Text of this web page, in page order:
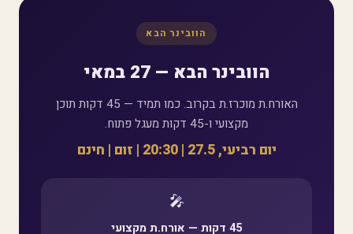
הוובינר הבא
הוובינר הבא — 27 במאי
האורח.ת מוכרז.ת בקרוב. כמו תמיד — 45 דקות תוכן
מקצועי ו-45 דקות מעגל פתוח.
יום רביעי, 27.5 | 20:30 | זום | חינם
🎤
45 דקות — אורח.ת מקצועי